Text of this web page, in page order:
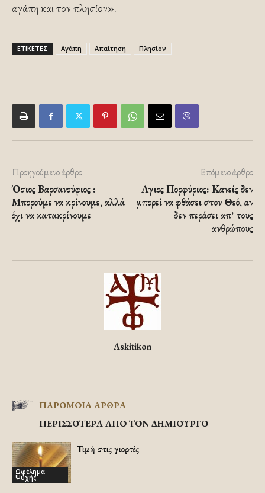
αγάπη και τον πλησίον».
ΕΤΙΚΕΤΕΣ Αγάπη Απαίτηση Πλησίον
Προηγούμενο άρθρο
Όσιος Βαρσανούφιος :
Μπορούμε να κρίνουμε, αλλά
όχι να κατακρίνουμε
Επόμενο άρθρο
Αγιος Πορφύριος: Κανείς δεν
μπορεί να φθάσει στον Θεό, αν
δεν περάσει απ’ τους
ανθρώπους
Askitikon
ΠΑΡΟΜΟΙΑ ΑΡΘΡΑ
ΠΕΡΙΣΣΟΤΕΡΑ ΑΠΟ ΤΟΝ ΔΗΜΙΟΥΡΓΟ
Ωφέλημα
Ψυχής
Τιμή στις γιορτές